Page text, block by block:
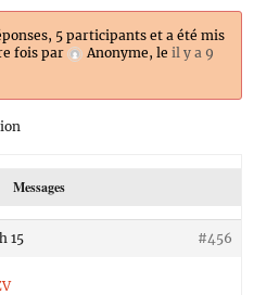
5 participants et a été mis
fois par
Anonyme, le il y a 9
Messages
15 #456